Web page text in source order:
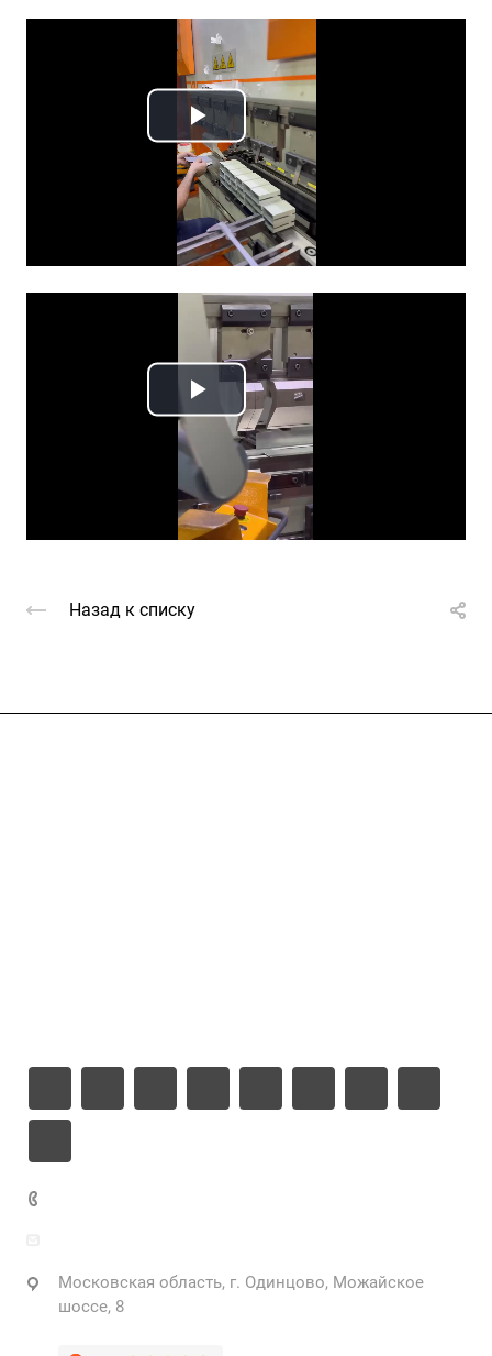
Play
Video
Play
Video
Назад к списку
Московская область, г. Одинцово, Можайское
шоссе, 8